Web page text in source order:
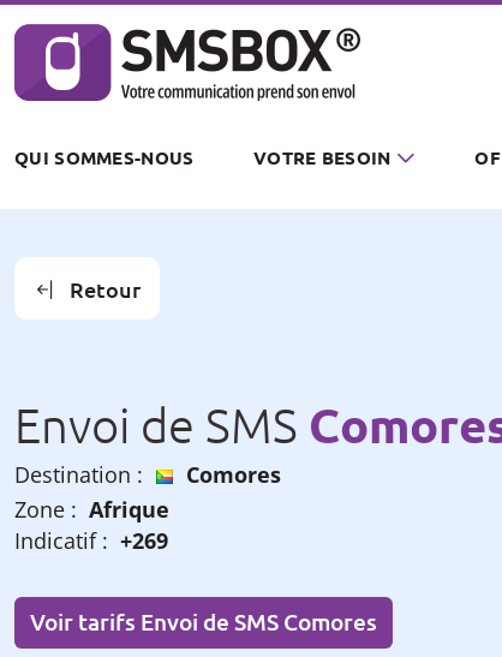
QUI SOMMES-NOUS VOTRE BESOIN
Retour
Envoi de SMS
Destination :
Comores
Zone : Afrique
Indicatif : +269
Voir tarifs Envoi de SMS Comores